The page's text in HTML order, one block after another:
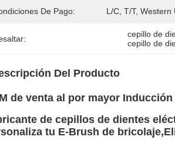
De Pago: L/C, T/T, Western
cepillo de
cepillo de
Del Producto
de venta al por mayor
de cepillos de dientes
tu E-Brush de bricolaje,